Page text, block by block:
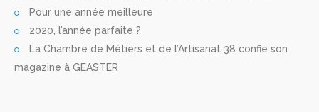
Pour une année meilleure
2020, l’année parfaite ?
La Chambre de Métiers et de l’Artisanat 38 confie son
magazine à GEASTER